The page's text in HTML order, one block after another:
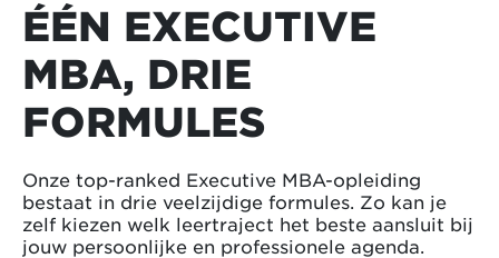
ÉÉN EXECUTIVE
MBA, DRIE
FORMULES
Onze top-ranked Executive MBA-opleiding
bestaat in drie veelzijdige formules. Zo kan je
zelf kiezen welk leertraject het beste aansluit bij
jouw persoonlijke en professionele agenda.